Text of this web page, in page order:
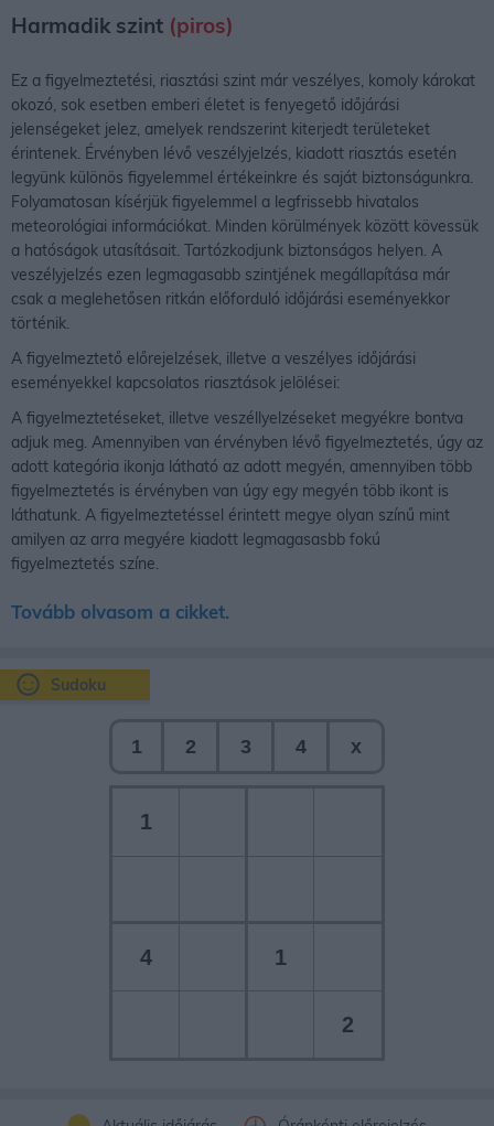
Sudoku
1 2 3 4 x
1
4 1
2
Harmadik szint (piros)
Ez a figyelmeztetési, riasztási szint már veszélyes, komoly károkat
okozó, sok esetben emberi életet is fenyegető időjárási
jelenségeket jelez, amelyek rendszerint kiterjedt területeket
érintenek. Érvényben lévő veszélyjelzés, kiadott riasztás esetén
legyünk különös figyelemmel értékeinkre és saját biztonságunkra.
Folyamatosan kísérjük figyelemmel a legfrissebb hivatalos
meteorológiai információkat. Minden körülmények között kövessük
a hatóságok utasításait. Tartózkodjunk biztonságos helyen. A
veszélyjelzés ezen legmagasabb szintjének megállapítása már
csak a meglehetősen ritkán előforduló időjárási eseményekkor
történik.
A figyelmeztető előrejelzések, illetve a veszélyes időjárási
eseményekkel kapcsolatos riasztások jelölései:
A figyelmeztetéseket, illetve veszéllyelzéseket megyékre bontva
adjuk meg. Amennyiben van érvényben lévő figyelmeztetés, úgy az
adott kategória ikonja látható az adott megyén, amennyiben több
figyelmeztetés is érvényben van úgy egy megyén több ikont is
láthatunk. A figyelmeztetéssel érintett megye olyan színű mint
amilyen az arra megyére kiadott legmagasasbb fokú
figyelmeztetés színe.
Tovább olvasom a cikket.